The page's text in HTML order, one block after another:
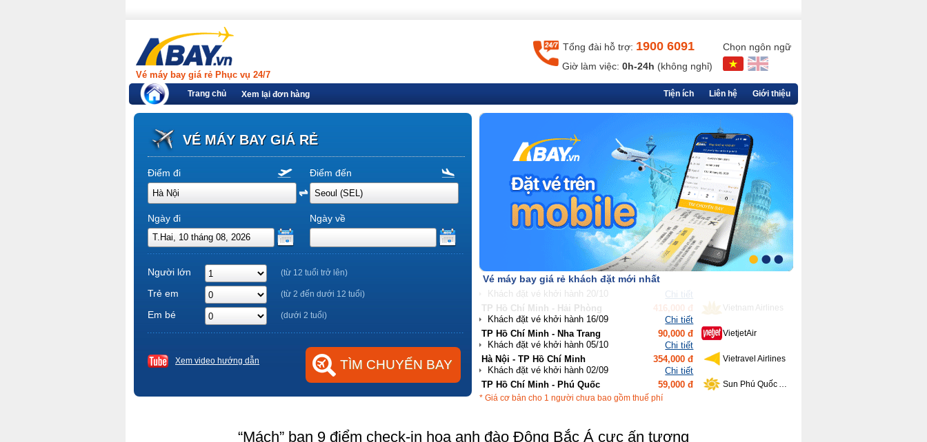
Vé máy bay giá rẻ Phục vụ 24/7
Tổng đài hỗ trợ: 1900 6091
Giờ làm việc: 0h-24h (không nghỉ)
Chọn ngôn ngữ
Trang chủ Xem lại đơn hàng Giới thiệu
Liên hệ
Tiện ích
VÉ MÁY BAY GIÁ RẺ
Điểm đi Điểm đến
Ngày đi Ngày về
Người lớn (từ 12 tuổi trở lên)
Trẻ em (từ 2 đến dưới 12 tuổi)
Em bé (dưới 2 tuổi)
Xem video hướng dẫn
Vé máy bay giá rẻ khách đặt mới nhất
TP Hồ Chí Minh - Nha Trang 90,000 đ
Chi tiết
VietjetAir
Hà Nội - TP Hồ Chí Minh 354,000 đ
Chi tiết
Vietravel Airlines
TP Hồ Chí Minh - Phú Quốc 59,000 đ
Chi tiết
Sun Phú Quốc Airways
Hà Nội - Đà Nẵng 639,000 đ
Chi tiết
Bamboo Airways
* Giá cơ bản cho 1 người chưa bao gồm thuế phí
“Mách” bạn 9 điểm check-in hoa anh đào Đông Bắc Á cực ấn tượng